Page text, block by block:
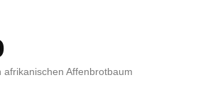
Affenbrotbaum